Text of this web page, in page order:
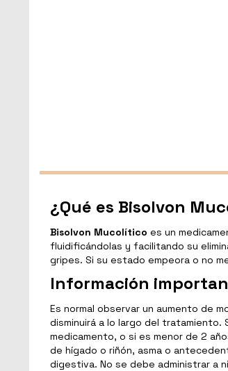
¿Qué es Bisolvon
Bisolvon Mucolítico es un
fluidificándolas y facilitando su
gripes. Si su estado empeora o no
Información
Es normal observar un aumento de
disminuirá a lo largo del tratamiento.
medicamento, o si es menor de 2
de hígado o riñón, asma o
digestiva. No se debe administrar a